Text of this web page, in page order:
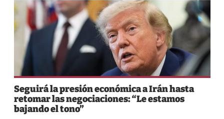
Seguirá la presión económica a Irán hasta
retomar las negociaciones: “Le estamos
bajando el tono”